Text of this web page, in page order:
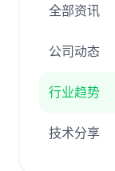
全部资讯
公司动态
行业趋势
技术分享